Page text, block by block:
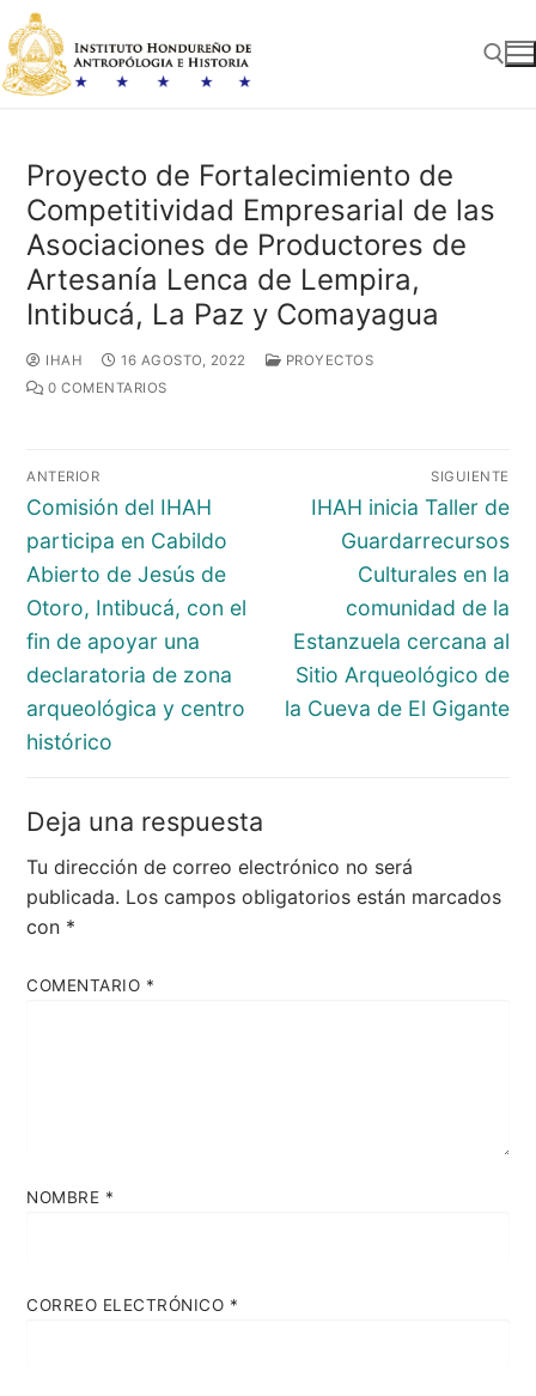
al
contenido
Proyecto de Fortalecimiento de
Competitividad Empresarial de las
Asociaciones de Productores de
Artesanía Lenca de Lempira,
Intibucá, La Paz y Comayagua
IHAH 16 AGOSTO, 2022
PROYECTOS
0 COMENTARIOS
Navegación
de
entradas
ANTERIOR
Entrada
anterior:
Comisión del IHAH
participa en Cabildo
Abierto de Jesús de
Otoro, Intibucá, con el
fin de apoyar una
declaratoria de zona
arqueológica y centro
histórico
SIGUIENTE
Entrada
siguiente:
IHAH inicia Taller de
Guardarrecursos
Culturales en la
comunidad de la
Estanzuela cercana al
Sitio Arqueológico de
la Cueva de El Gigante
Deja una respuesta
Tu dirección de correo electrónico no será
publicada. Los campos obligatorios están marcados
con *
COMENTARIO *
NOMBRE *
CORREO ELECTRÓNICO *